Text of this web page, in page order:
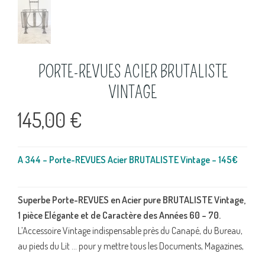
PORTE-REVUES ACIER BRUTALISTE
VINTAGE
145,00 €
A 344 – Porte-REVUES Acier BRUTALISTE Vintage – 145€
Superbe Porte-REVUES en Acier pure BRUTALISTE Vintage,
1 pièce Elégante et de Caractère des Années 60 – 70.
L’Accessoire Vintage indispensable près du Canapé, du Bureau,
au pieds du Lit … pour y mettre tous les Documents, Magazines,